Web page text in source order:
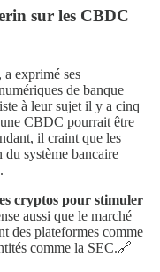
sur les CBDC
exprimé ses
de banque
à leur sujet il y a cinq
CBDC pourrait être
il craint que les
système bancaire
cryptos pour stimuler
aussi que le marché
des plateformes comme
comme la SEC.🔗